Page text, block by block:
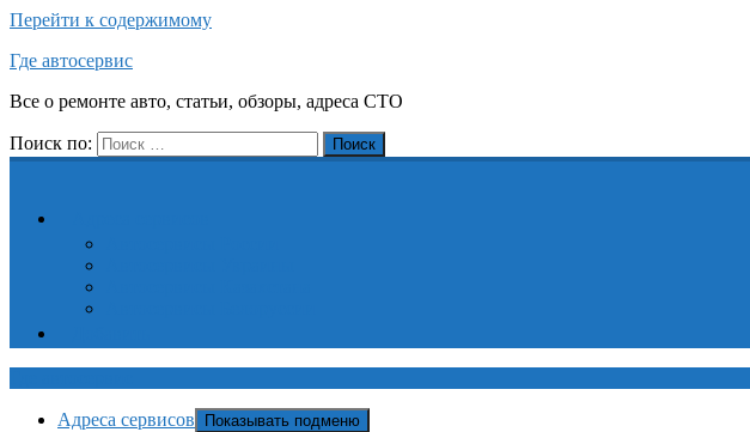
Перейти к содержимому
Где автосервис
Все о ремонте авто, статьи, обзоры, адреса СТО
Поиск по: Поиск
Адреса сервисов Показывать подменю